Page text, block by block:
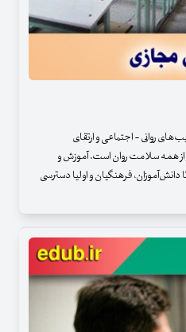
روانی - اجتماعی و ارتقای
از همه سلامت روان است. آموزش و
فرهنگیان و اولیا دسترسی